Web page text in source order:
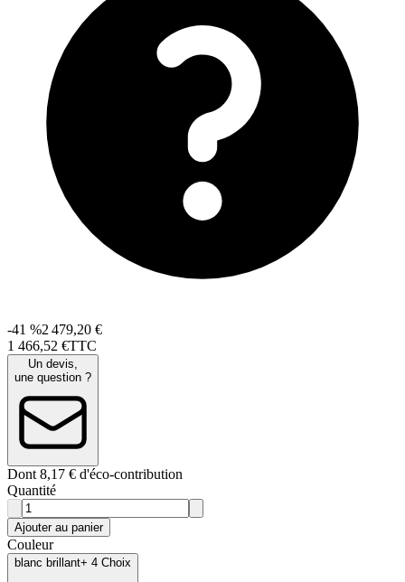
-41 %2 479,20 €
1 466,52 €TTC
Un devis,
une question ?
Dont 8,17 € d'éco-contribution
Quantité
Ajouter au panier
Couleur
blanc brillant+ 4 Choix